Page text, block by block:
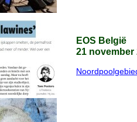
EOS België
21 november